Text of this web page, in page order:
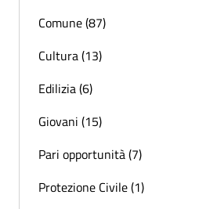
Comune (87)
Cultura (13)
Edilizia (6)
Giovani (15)
Pari opportunità (7)
Protezione Civile (1)